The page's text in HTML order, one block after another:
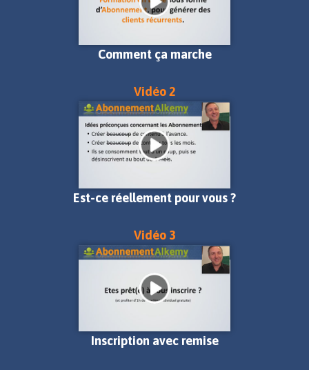
Comment ça marche
Vidéo 2
Est-ce réellement pour vous ?
Vidéo 3
Inscription avec remise